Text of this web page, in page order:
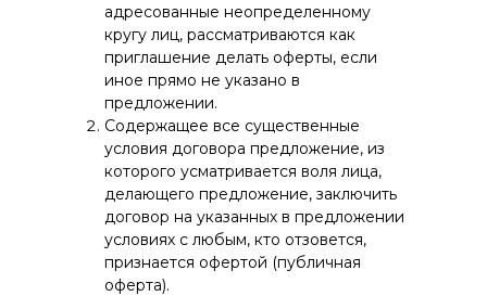
адресованные неопределенному
кругу лиц, рассматриваются как
приглашение делать оферты, если
иное прямо не указано в
предложении.
Содержащее все существенные
условия договора предложение, из
которого усматривается воля лица,
делающего предложение, заключить
договор на указанных в предложении
условиях с любым, кто отзовется,
признается офертой (публичная
оферта).